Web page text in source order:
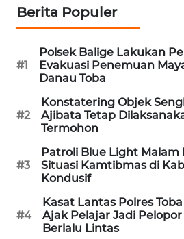
Berita Populer
#1
Polsek Balige Lakukan
Evakuasi Penemuan
Danau Toba
#2
Konstatering Objek
Ajibata Tetap
Termohon
#3
Patroli Blue Light Malam
Situasi Kamtibmas di
Kondusif
#4
Kasat Lantas Polres
Ajak Pelajar Jadi
Berlalu Lintas
WN
WN
BENGKULU
WN
LAMPUNG
WN
JATENG
WN